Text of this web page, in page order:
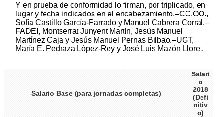
Y en prueba de conformidad lo firman, por triplicado, en
lugar y fecha indicados en el encabezamiento.–CC.OO.,
Sofía Castillo García-Parrado y Manuel Cabrera Corral.–
FADEI, Montserrat Junyent Martín, Jesús Manuel
Martínez Caja y Jesús Manuel Pernas Bilbao.–UGT,
María E. Pedraza López-Rey y José Luis Mazón Lloret.
Salario Base (para jornadas completas)
Salari
o
2018
(Defi
nitiv
o)